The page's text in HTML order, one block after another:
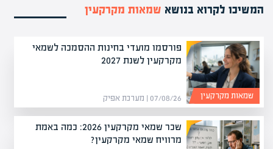
המשיכו לקרוא בנושא שמאות מקרקעין
פורסמו מועדי בחינות ההסמכה לשמאי
מקרקעין לשנת 2027
07/08/26 | מערכת אפיק שמאות מקרקעין
שכר שמאי מקרקעין 2026: כמה באמת
מרוויח שמאי מקרקעין?